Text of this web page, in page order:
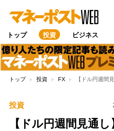
トップ 投資 ビジネス
トップ 投資 FX 【ドル円週間
投資
【ドル円週間見通